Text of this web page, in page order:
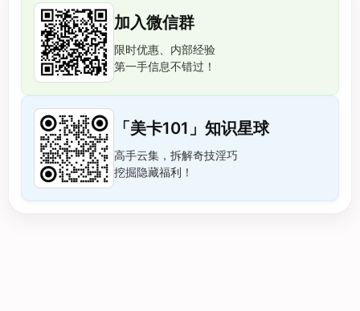
加入微信群
限时优惠、内部经验
第一手信息不错过！
「美卡101」知识星球
高手云集，拆解奇技淫巧
挖掘隐藏福利！